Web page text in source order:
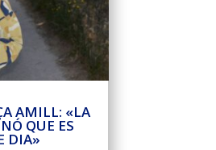
AMILL: «LA
QUE ES
DIA»